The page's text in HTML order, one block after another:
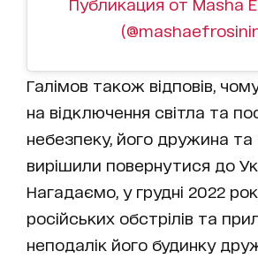
Публикация от Masha
Галімов також відповів,
на відключення світла та
небезпеку, його дружина та
вирішили повернутися до
Нагадаємо, у грудні 2022
російських обстрілів та
неподалік його будинку